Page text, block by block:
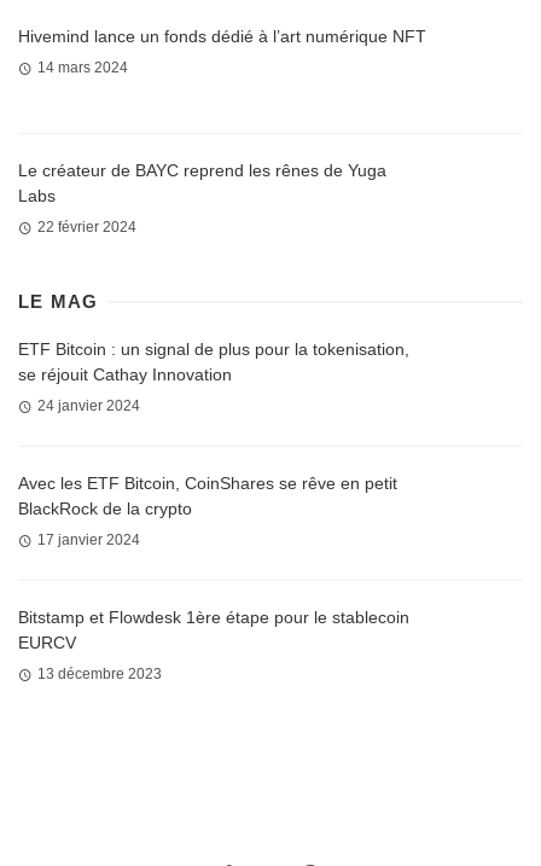
Hivemind lance un fonds dédié à l’art numérique NFT
14 mars 2024
Le créateur de BAYC reprend les rênes de Yuga
Labs
22 février 2024
LE MAG
ETF Bitcoin : un signal de plus pour la tokenisation,
se réjouit Cathay Innovation
24 janvier 2024
Avec les ETF Bitcoin, CoinShares se rêve en petit
BlackRock de la crypto
17 janvier 2024
Bitstamp et Flowdesk 1ère étape pour le stablecoin
EURCV
13 décembre 2023